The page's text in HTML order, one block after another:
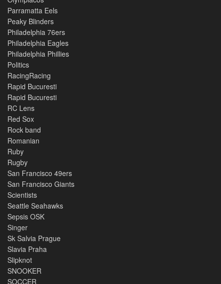
Parramatta Eels
Peaky Blinders
Philadelphia 76ers
Philadelphia Eagles
Philadelphia Phillies
Politics
RacingRacing
Rapid Bucuresti
Rapid Bucuresti
RC Lens
Red Sox
Rock band
Romanian
Ruby
Rugby
San Francisco 49ers
San Francisco Giants
Scientists
Seattle Seahawks
Sepsis OSK
Singer
Sk Salvia Prague
Slavia Praha
Slipknot
SNOOKER
SOCCER